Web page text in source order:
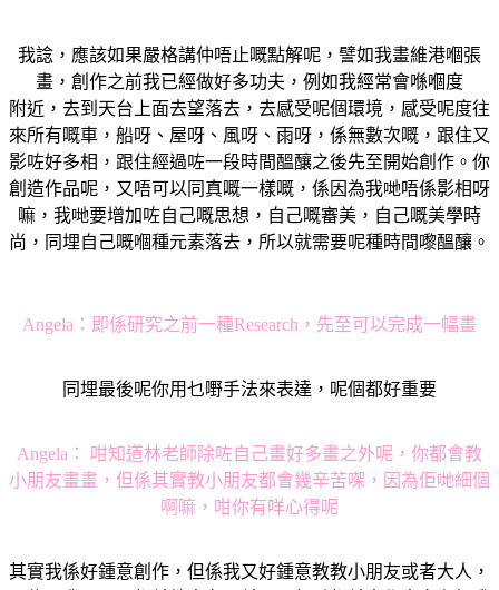
我諗，應該如果嚴格講仲唔止嘅點解呢，譬如我畫維港嗰張
畫，創作之前我已經做好多功夫，例如我經常會喺嗰度
附近，去到天台上面去望落去，去感受呢個環境，感受呢度往
來所有嘅車，船呀、屋呀、風呀、雨呀，係無數次嘅，跟住又
影咗好多相，跟住經過咗一段時間醞釀之後先至開始創作。你
創造作品呢，又唔可以同真嘅一樣嘅，係因為我哋唔係影相呀
嘛，我哋要增加咗自己嘅思想，自己嘅審美，自己嘅美學時
尚，同埋自己嘅嗰種元素落去，所以就需要呢種時間嚟醞釀。
Angela： 即係研究之前一種Research，先至可以完成一幅畫
同埋最後呢你用乜嘢手法來表達，呢個都好重要
Angela：
咁知道林老師除咗自己畫好多畫之外呢，你都會教
小朋友畫畫，但係其實教小朋友都會幾辛苦㗎，因為佢哋細個
啊嘛，咁你有咩心得呢
其實我係好鍾意創作，但係我又好鍾意教教小朋友或者大人，